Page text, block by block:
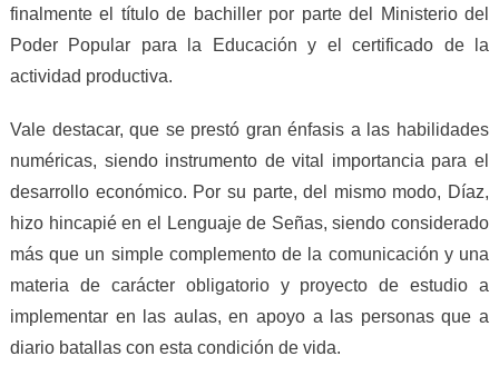
finalmente el título de bachiller por parte del Ministerio del
Poder Popular para la Educación y el certificado de la
actividad productiva.
Vale destacar, que se prestó gran énfasis a las habilidades
numéricas, siendo instrumento de vital importancia para el
desarrollo económico. Por su parte, del mismo modo, Díaz,
hizo hincapié en el Lenguaje de Señas, siendo considerado
más que un simple complemento de la comunicación y una
materia de carácter obligatorio y proyecto de estudio a
implementar en las aulas, en apoyo a las personas que a
diario batallas con esta condición de vida.